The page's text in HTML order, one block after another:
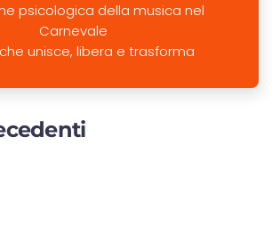
psicologica della musica nel
Carnevale
unisce, libera e trasforma